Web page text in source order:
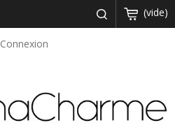
(vide)
Connexion